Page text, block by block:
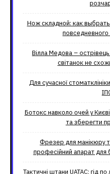
Нож складной: как
повседневного
Вілла Медова –
світанок не
Для сучасної
Ботокс навколо очей у
та зберегти
Фрезер для манікюру
професійний апарат для
Тактичні штани UATAC: гід